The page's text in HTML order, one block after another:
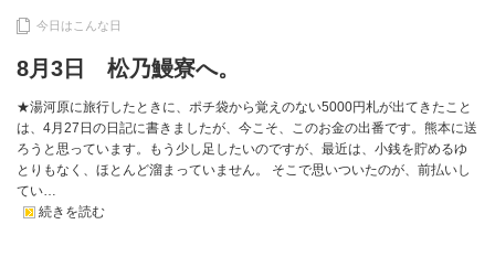
今日はこんな日
8月3日 松乃鰻寮へ。
★湯河原に旅行したときに、ポチ袋から覚えのない5000円札が出てきたこと
は、4月27日の日記に書きましたが、今こそ、このお金の出番です。熊本に送
ろうと思っています。もう少し足したいのですが、最近は、小銭を貯めるゆ
とりもなく、ほとんど溜まっていません。 そこで思いついたのが、前払いし
てい…
続きを読む